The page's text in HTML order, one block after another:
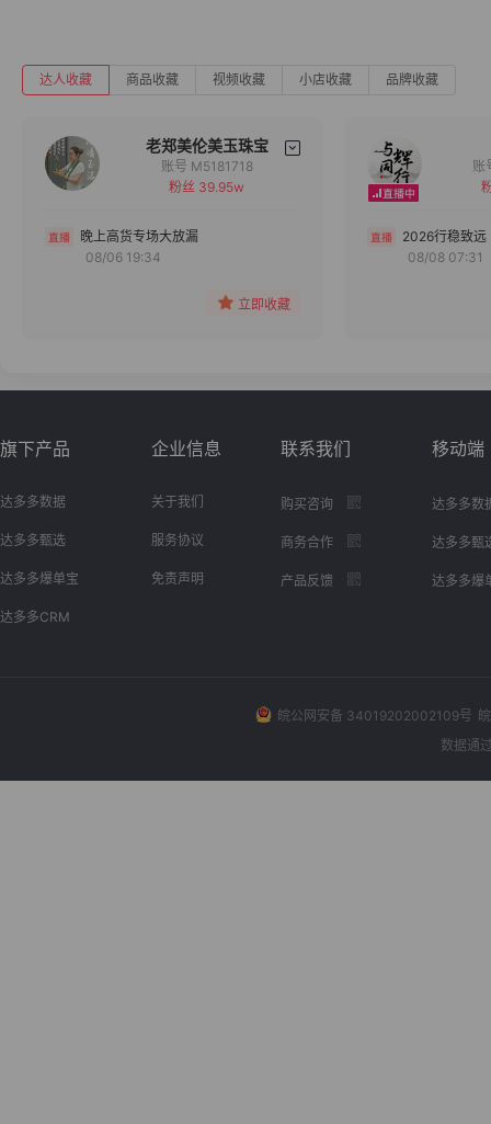
达人收藏 商品收藏 视频收藏 小店收藏 品牌收藏
老郑美伦美玉珠宝
备注
分组
账号 M5181718
粉丝 39.95w
晚上高货专场大放漏
08/06 19:34
立即收藏
2026行稳致远
08/08 07:31
旗下产品
达多多数据
达多多甄选
达多多爆单宝
达多多CRM
企业信息
关于我们
服务协议
免责声明
联系我们
购买咨询
商务合作
产品反馈
移动端
达多多数
达多多甄
达多多爆
皖公网安备 34019202002109号
数据通